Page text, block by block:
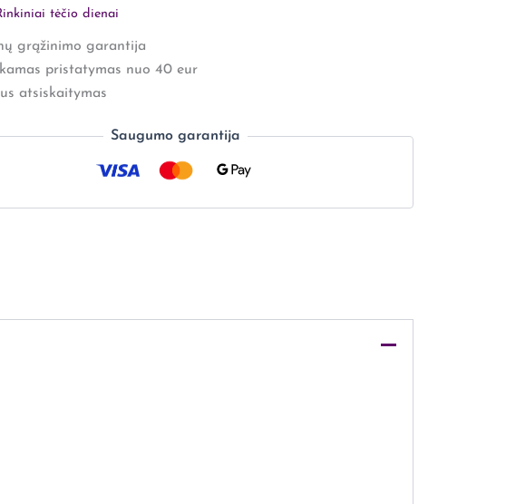
tėčio dienai
grąžinimo garantija
pristatymas nuo 40 eur
atsiskaitymas
Saugumo garantija